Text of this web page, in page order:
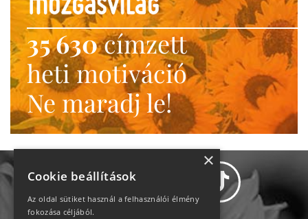
35 630címzett
heti motiváció
Ne maradj le!
×
Cookie beállítások
Az oldal sütiket használ a felhasználói élmény
fokozása céljából.